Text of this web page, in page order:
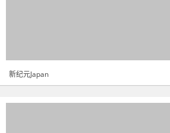
新纪元Japan